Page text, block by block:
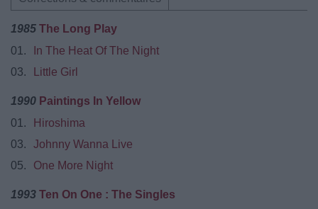
1985 The Long Play
01.
In The Heat Of The Night
03.
Little Girl
1990 Paintings In Yellow
01.
Hiroshima
03.
Johnny Wanna Live
05.
One More Night
1993 Ten On One : The Singles